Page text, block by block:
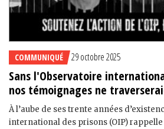
COMMUNIQUÉ 29 octobre 2025
Sans l'Observatoire
nos témoignages ne
À l’aube de ses trente années
international des prisons (OIP)